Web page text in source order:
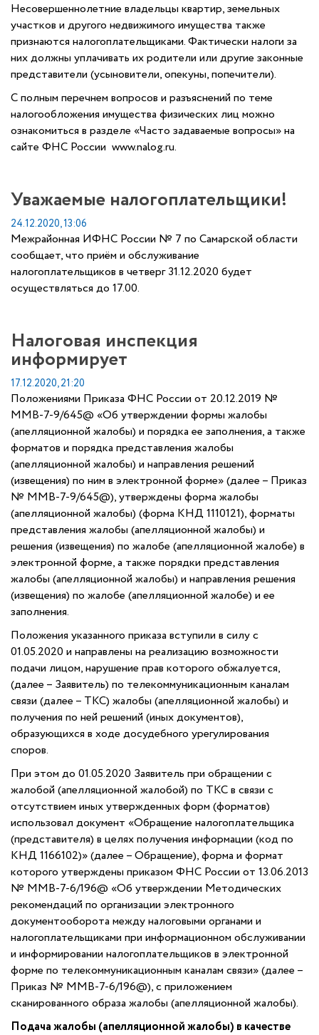
Несовершеннолетние владельцы квартир, земельных
участков и другого недвижимого имущества также
признаются налогоплательщиками. Фактически налоги за
них должны уплачивать их родители или другие законные
представители (усыновители, опекуны, попечители).
С полным перечнем вопросов и разъяснений по теме
налогообложения имущества физических лиц можно
ознакомиться в разделе «Часто задаваемые вопросы» на
сайте ФНС России www.nalog.ru.
Уважаемые налогоплательщики!
24.12.2020, 13:06
Межрайонная ИФНС России № 7 по Самарской области
сообщает, что приём и обслуживание
налогоплательщиков в четверг 31.12.2020 будет
осуществляться до 17.00.
Налоговая инспекция
информирует
17.12.2020, 21:20
Положениями Приказа ФНС России от 20.12.2019 №
ММВ-7-9/645@ «Об утверждении формы жалобы
(апелляционной жалобы) и порядка ее заполнения, а также
форматов и порядка представления жалобы
(апелляционной жалобы) и направления решений
(извещения) по ним в электронной форме» (далее – Приказ
№ ММВ-7-9/645@), утверждены форма жалобы
(апелляционной жалобы) (форма КНД 1110121), форматы
представления жалобы (апелляционной жалобы) и
решения (извещения) по жалобе (апелляционной жалобе) в
электронной форме, а также порядки представления
жалобы (апелляционной жалобы) и направления решения
(извещения) по жалобе (апелляционной жалобе) и ее
заполнения.
Положения указанного приказа вступили в силу с
01.05.2020 и направлены на реализацию возможности
подачи лицом, нарушение прав которого обжалуется,
(далее – Заявитель) по телекоммуникационным каналам
связи (далее – ТКС) жалобы (апелляционной жалобы) и
получения по ней решений (иных документов),
образующихся в ходе досудебного урегулирования
споров.
При этом до 01.05.2020 Заявитель при обращении с
жалобой (апелляционной жалобой) по ТКС в связи с
отсутствием иных утвержденных форм (форматов)
использовал документ «Обращение налогоплательщика
(представителя) в целях получения информации (код по
КНД 1166102)» (далее – Обращение), форма и формат
которого утверждены приказом ФНС России от 13.06.2013
№ ММВ-7-6/196@ «Об утверждении Методических
рекомендаций по организации электронного
документооборота между налоговыми органами и
налогоплательщиками при информационном обслуживании
и информировании налогоплательщиков в электронной
форме по телекоммуникационным каналам связи» (далее –
Приказ № ММВ-7-6/196@), с приложением
сканированного образа жалобы (апелляционной жалобы).
Подача жалобы (апелляционной жалобы) в качестве